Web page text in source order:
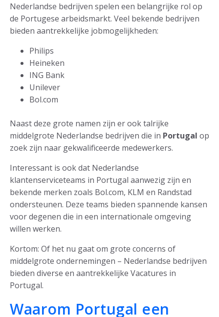
Nederlandse bedrijven spelen een belangrijke rol op
de Portugese arbeidsmarkt. Veel bekende bedrijven
bieden aantrekkelijke jobmogelijkheden:
Philips
Heineken
ING Bank
Unilever
Bol.com
Naast deze grote namen zijn er ook talrijke
middelgrote Nederlandse bedrijven die in Portugal op
zoek zijn naar gekwalificeerde medewerkers.
Interessant is ook dat Nederlandse
klantenserviceteams in Portugal aanwezig zijn en
bekende merken zoals Bol.com, KLM en Randstad
ondersteunen. Deze teams bieden spannende kansen
voor degenen die in een internationale omgeving
willen werken.
Kortom: Of het nu gaat om grote concerns of
middelgrote ondernemingen – Nederlandse bedrijven
bieden diverse en aantrekkelijke Vacatures in
Portugal.
Waarom Portugal een